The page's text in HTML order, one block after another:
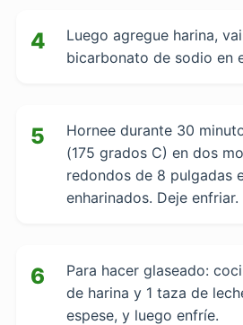
4
Luego agregue harina,
bicarbonato de sodio en
5
Hornee durante 30
(175 grados C) en dos
redondos de 8 pulgadas
enharinados. Deje enfriar.
6
Para hacer glaseado:
de harina y 1 taza de
espese, y luego enfríe.